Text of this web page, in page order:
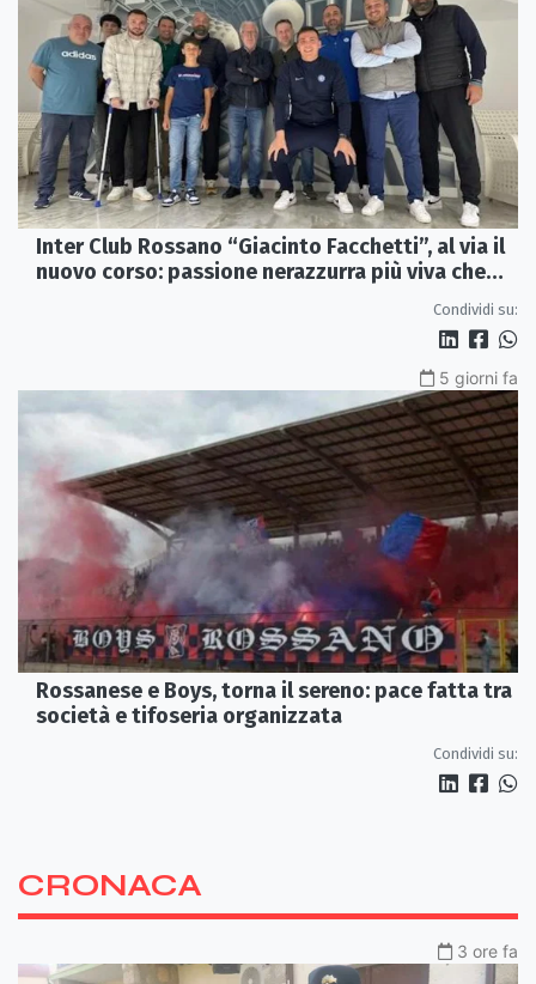
Inter Club Rossano “Giacinto Facchetti”, al via il
nuovo corso: passione nerazzurra più viva che
Condividi su:
5 giorni fa
Rossanese e Boys, torna il sereno: pace fatta tra
società e tifoseria organizzata
Condividi su:
CRONACA
3 ore fa